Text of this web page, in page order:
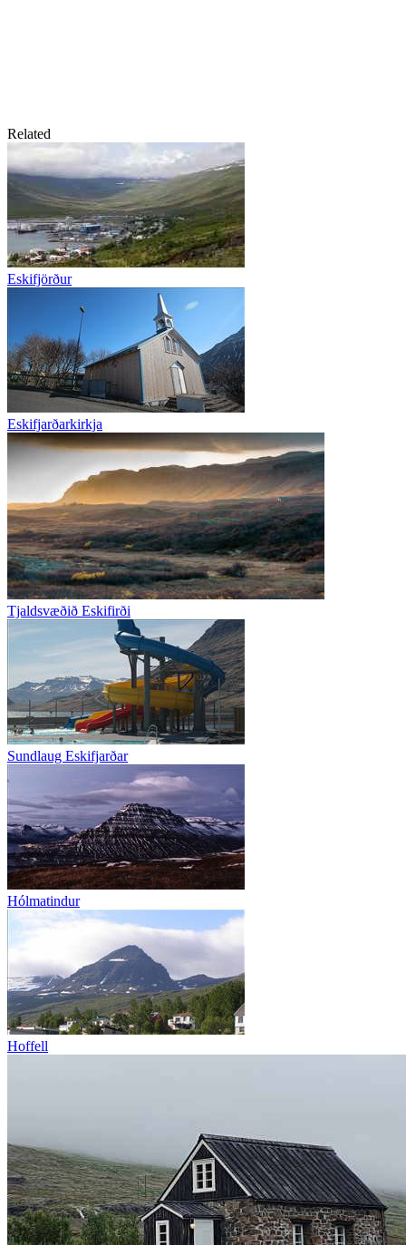
Related
Eskifjörður
Eskifjarðarkirkja
Tjaldsvæðið Eskifirði
Sundlaug Eskifjarðar
Hólmatindur
Hoffell